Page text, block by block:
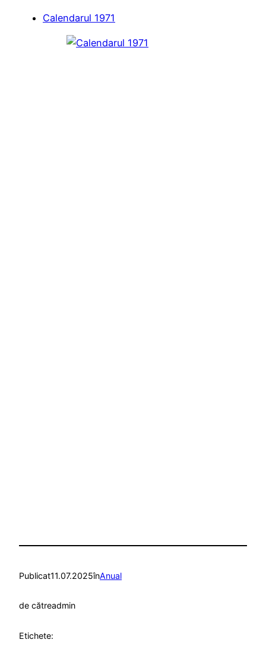
Calendarul 1971
Publicat11.07.2025înAnual
de cătreadmin
Etichete: